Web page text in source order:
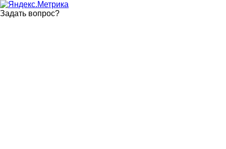
Задать вопрос?